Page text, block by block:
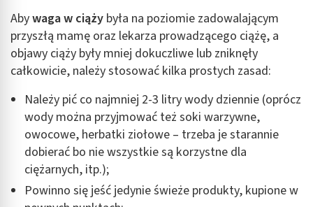
Abywaga w ciąży była na poziomie zadowalającym
przyszłą mamę oraz lekarza prowadzącego ciążę, a
objawy ciąży były mniej dokuczliwe lub zniknęły
całkowicie, należy stosować kilka prostych zasad:
Należy pić co najmniej 2-3 litry wody dziennie (oprócz
wody można przyjmować też soki warzywne,
owocowe, herbatki ziołowe – trzeba je starannie
dobierać bo nie wszystkie są korzystne dla
ciężarnych, itp.);
Powinno się jeść jedynie świeże produkty, kupione w